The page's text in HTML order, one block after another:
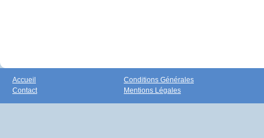
Accueil
Contact
Conditions Générales
Mentions Légales